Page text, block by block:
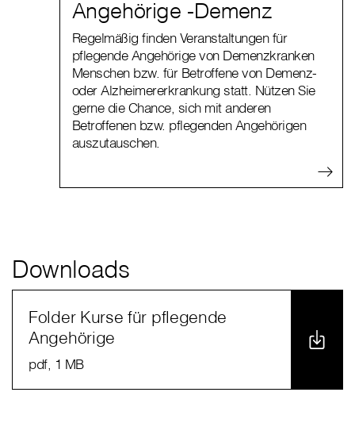
Angehörige -Demenz
Regelmäßig finden Veranstaltungen für
pflegende Angehörige von Demenzkranken
Menschen bzw. für Betroffene von Demenz-
oder Alzheimererkrankung statt. Nützen Sie
gerne die Chance, sich mit anderen
Betroffenen bzw. pflegenden Angehörigen
auszutauschen.
Downloads
Folder Kurse für pflegende
Angehörige
pdf, 1 MB